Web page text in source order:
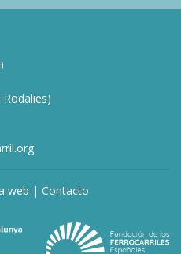
web | Contacto